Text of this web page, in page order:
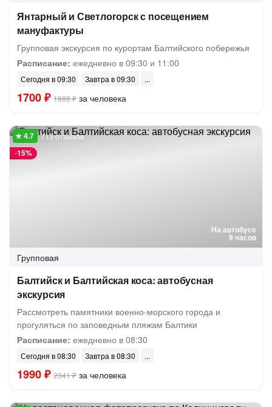
Янтарный и Светлогорск с посещением
мануфактуры
Групповая экскурсия по курортам Балтийского побережья
Расписание: ежедневно в 09:30 и 11:00
Сегодня в 09:30 Завтра в 09:30
1700 ₽ 1888 ₽ за человека
На автобусе
9 часов
-15%
713 отзывов
Групповая
Балтийск и Балтийская коса: автобусная
экскурсия
Рассмотреть памятники военно-морского города и
прогуляться по заповедным пляжам Балтики
Расписание: ежедневно в 08:30
Сегодня в 08:30 Завтра в 08:30
1990 ₽ 2341 ₽ за человека